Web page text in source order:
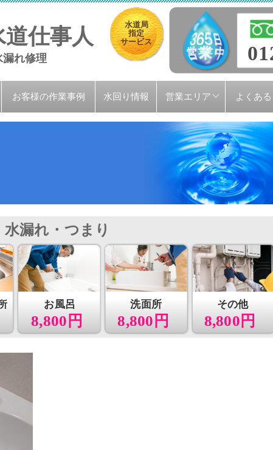
道仕事人
漏れ修理
水道局
指定
サービス
お客様の作業事例 水回り情報 営業エリア よくあ
お風呂
8,800円
洗面所
8,800円
その他
8,800円
水漏れ・つまり